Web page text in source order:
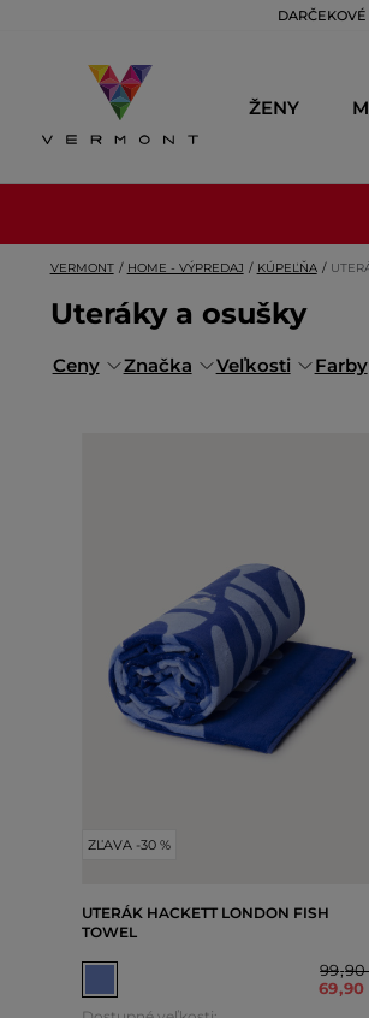
ŽENY
VERMONT HOME - VÝPREDAJ KÚPEĽŇA
Uteráky a osušky
Ceny Značka Veľkosti Farby
ZĽAVA -30 %
UTERÁK HACKETT LONDON FISH
TOWEL
99,90
69,90